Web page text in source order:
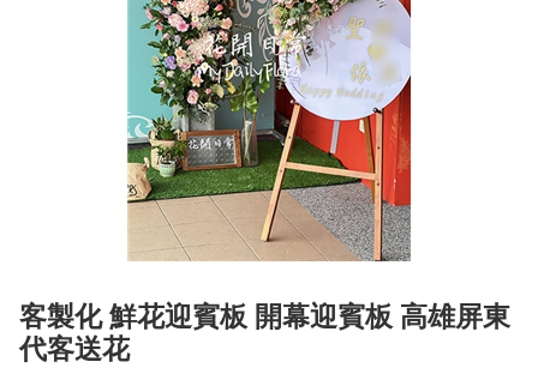
客製化 鮮花迎賓板 開幕迎賓板 高雄屏東
代客送花